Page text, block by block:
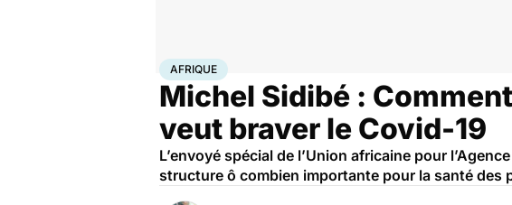
AccueilSantéMédicaments
AFRIQUE
Michel Sidibé :
veut braver le Covid-19
L’envoyé spécial de l’Union africaine pour
structure ô combien importante pour la santé des